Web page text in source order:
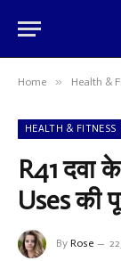
Home » Health &
HEALTH & FITNESS
R41 दवा
Uses की
By Rose